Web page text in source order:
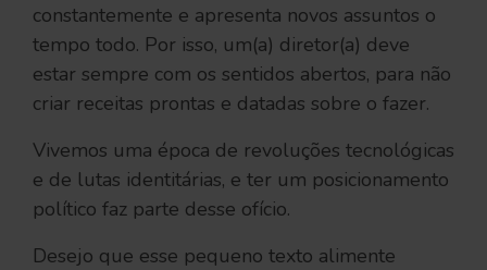
constantemente e apresenta novos assuntos o
tempo todo. Por isso, um(a) diretor(a) deve
estar sempre com os sentidos abertos, para não
criar receitas prontas e datadas sobre o fazer.
Vivemos uma época de revoluções tecnológicas
e de lutas identitárias, e ter um posicionamento
político faz parte desse ofício.
Desejo que esse pequeno texto alimente